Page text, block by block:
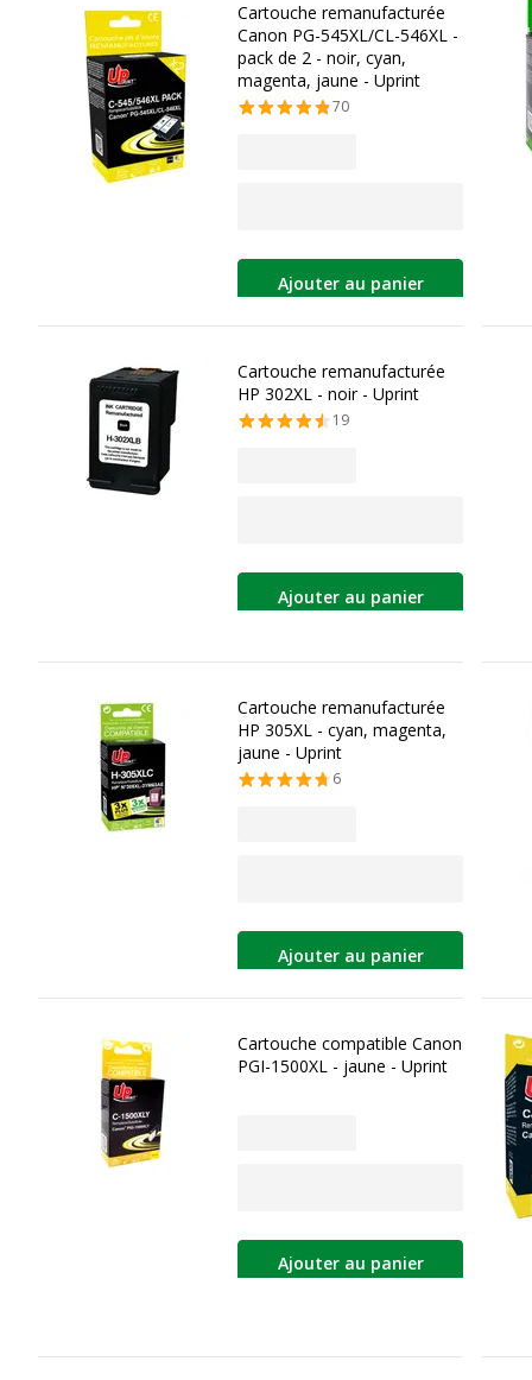
Cartouche remanufacturée
Canon PG-545XL/CL-546XL -
pack de 2 - noir, cyan,
magenta, jaune - Uprint
70
Ajouter au panier
Cartouche remanufacturée
HP 302XL - noir - Uprint
19
Ajouter au panier
Cartouche remanufacturée
HP 305XL - cyan, magenta,
jaune - Uprint
6
Ajouter au panier
Cartouche compatible Canon
PGI-1500XL - jaune - Uprint
Ajouter au panier